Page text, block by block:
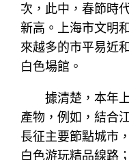
次，此中，春節時
新高。上海市文明
來越多的市平易近
白色場館。
據清楚，本年
產物，例如，結合
長征主要節點城市
白色游玩精品線路